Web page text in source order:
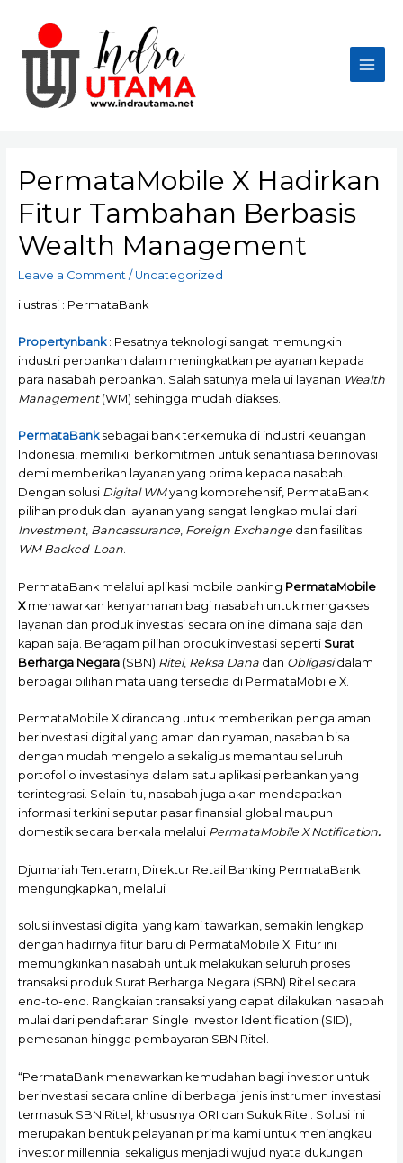
content
Main
PermataMobile X Hadirkan
Fitur Tambahan Berbasis
Wealth Management
Leave a Comment / Uncategorized
ilustrasi : PermataBank
Propertynbank: Pesatnya teknologi sangat memungkin
industri perbankan dalam meningkatkan pelayanan kepada
para nasabah perbankan. Salah satunya melalui layanan Wealth
Management(WM) sehingga mudah diakses.
PermataBank sebagai bank terkemuka di industri keuangan
Indonesia, memiliki berkomitmen untuk senantiasa berinovasi
demi memberikan layanan yang prima kepada nasabah.
Dengan solusi Digital WMyang komprehensif, PermataBank
pilihan produk dan layanan yang sangat lengkap mulai dari
Investment, Bancassurance, Foreign Exchangedan fasilitas
WM Backed-Loan.
PermataBank melalui aplikasi mobile banking PermataMobile
Xmenawarkan kenyamanan bagi nasabah untuk mengakses
layanan dan produk investasi secara online dimana saja dan
kapan saja. Beragam pilihan produk investasi seperti Surat
Berharga Negara(SBN) Ritel, Reksa Danadan Obligasidalam
berbagai pilihan mata uang tersedia di PermataMobile X.
PermataMobile X dirancang untuk memberikan pengalaman
berinvestasi digital yang aman dan nyaman, nasabah bisa
dengan mudah mengelola sekaligus memantau seluruh
portofolio investasinya dalam satu aplikasi perbankan yang
terintegrasi. Selain itu, nasabah juga akan mendapatkan
informasi terkini seputar pasar finansial global maupun
domestik secara berkala melalui PermataMobile X Notification.
Djumariah Tenteram, Direktur Retail Banking PermataBank
mengungkapkan, melalui
solusi investasi digital yang kami tawarkan, semakin lengkap
dengan hadirnya fitur baru di PermataMobile X. Fitur ini
memungkinkan nasabah untuk melakukan seluruh proses
transaksi produk Surat Berharga Negara (SBN) Ritel secara
end-to-end. Rangkaian transaksi yang dapat dilakukan nasabah
mulai dari pendaftaran Single Investor Identification (SID),
pemesanan hingga pembayaran SBN Ritel.
“PermataBank menawarkan kemudahan bagi investor untuk
berinvestasi secara online di berbagai jenis instrumen investasi
termasuk SBN Ritel, khususnya ORI dan Sukuk Ritel. Solusi ini
merupakan bentuk pelayanan prima kami untuk menjangkau
investor millennial sekaligus menjadi wujud nyata dukungan